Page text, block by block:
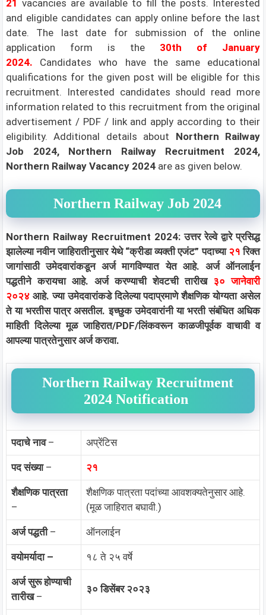
21
vacancies are available to fill the posts. Interested
and eligible candidates can apply online before the last
date. The last date for submission of the online
application form is the 30th of January
2024.
Candidates who have the same educational
qualifications for the given post will be eligible for this
recruitment. Interested candidates should read more
information related to this recruitment from the original
advertisement / PDF / link and apply according to their
eligibility.Additional details about Northern Railway
Job 2024, Northern Railway Recruitment 2024,
Northern Railway Vacancy 2024 are as given below.
Northern Railway Job 2024
Northern Railway Recruitment 2024: उत्तर रेल्वे द्वारे प्रसिद्ध
झालेल्या नवीन जाहिरातीनुसार येथे “क्रीडा व्यक्ती एजंट” पदाच्या २१रिक्त
जागांसाठी उमेदवारांकडून अर्ज मागविण्यात येत आहे. अर्ज ऑनलाईन
पद्धतीने करायचा आहे. अर्ज करण्याची शेवटची तारीख३० जानेवारी
२०२४ आहे. ज्या उमेदवारांकडे दिलेल्या पदाप्रमाणे शैक्षणिक योग्यता असेल
ते या भरतीस पात्र असतील. इच्छुक उमेदवारांनी या भरती संबंधित अधिक
माहिती दिलेल्या मूळ जाहिरात/PDF/लिंकवरून काळजीपूर्वक वाचावी व
आपल्या पात्रतेनुसार अर्ज करावा.
Northern Railway Recruitment
2024 Notification
पदाचे नाव– अप्रेंटिस
पद संख्या– २१
शैक्षणिक पात्रता
–
शैक्षणिक पात्रता पदांच्या आवशक्यतेनुसार आहे.
(मूळ जाहिरात बघावी.)
अर्ज पद्धती– ऑनलाईन
वयोमर्यादा – १८ ते २५ वर्षे
अर्ज सुरू होण्याची
तारीख–
३० डिसेंबर २०२३